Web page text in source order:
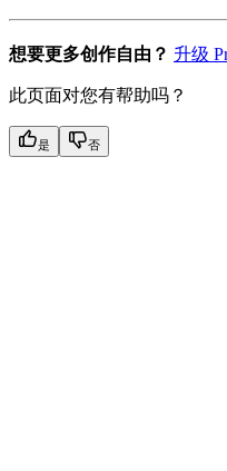
想要更多创作自由？ 升级
此页面对您有帮助吗？
是 否